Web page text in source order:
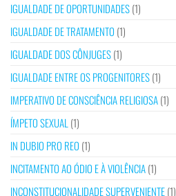
IGUALDADE DE OPORTUNIDADES(1)
IGUALDADE DE TRATAMENTO (1)
IGUALDADE DOS CÔNJUGES(1)
IGUALDADE ENTRE OS PROGENITORES(1)
IMPERATIVO DE CONSCIÊNCIA RELIGIOSA(1)
ÍMPETO SEXUAL (1)
IN DUBIO PRO REO (1)
INCITAMENTO AO ÓDIO E À VIOLÊNCIA(1)
INCONSTITUCIONALIDADE SUPERVENIENTE(1)